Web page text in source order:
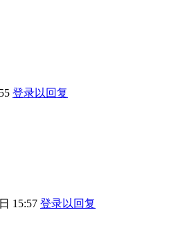
登录以回复
15:57 登录以回复